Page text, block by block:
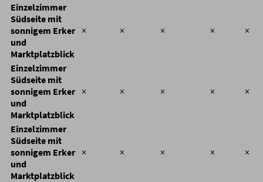
Einzelzimmer
Südseite mit
sonnigem Erker
und
Marktplatzblick
× × × × ×
Einzelzimmer
Südseite mit
sonnigem Erker
und
Marktplatzblick
× × × × ×
Einzelzimmer
Südseite mit
sonnigem Erker
und
Marktplatzblick
× × × × ×